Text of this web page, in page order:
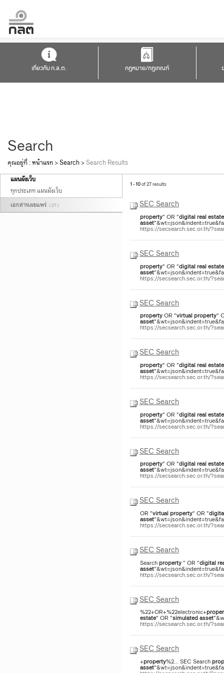
เกี่ยวกับ ก.ล.ต. กฎหมาย/กฎเกณฑ์
Search
คุณอยู่ที่ :หน้าแรก >Search >Search Results
แผนผังเว็บ
ทุกประเภท แผนผังเว็บ
เอกสารเผยแพร่ ( 27 )
1 - 10of 27 results
SEC Search
property" OR "digitalrealestate
asset
https://secsearch.sec.or.th/
SEC Search
property" OR "digitalrealestate
asset
https://secsearch.sec.or.th/
SEC Search
propertyOR "virtualproperty"
asset
https://secsearch.sec.or.th/
SEC Search
property" OR "digitalrealestate
asset
https://secsearch.sec.or.th/
SEC Search
property" OR "digitalrealestate
asset
https://secsearch.sec.or.th/
SEC Search
property" OR "digitalrealestate
asset
https://secsearch.sec.or.th/
SEC Search
OR "virtualproperty" OR "
asset
https://secsearch.sec.or.th/
SEC Search
Searchproperty" OR "digital
asset
https://secsearch.sec.or.th/
SEC Search
%22+OR+%22electronic+
estate" OR "simulatedasset
https://secsearch.sec.or.th/
SEC Search
+property%2... SEC Search
asset